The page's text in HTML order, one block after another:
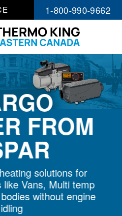
1-800-990-9662
FROM
solutions for
like Vans, Multi temp
without engine
idling